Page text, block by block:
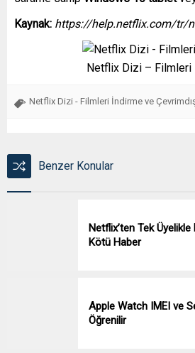
Kaynak: https://help.netflix.com/tr/
Netflix Dizi – Filmleri
Netflix Dizi - Filmleri İndirme ve
Benzer Konular
Netflix’ten Tek
Kötü Haber
Apple Watch IMEI ve
Öğrenilir